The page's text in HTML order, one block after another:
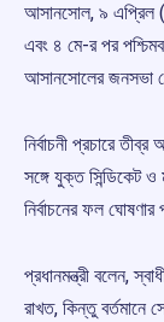
আসানসোল, ৯ এপ্রিল
এবং ৪ মে-র পর
আসানসোলের জনসভা
নির্বাচনী প্রচারে
সঙ্গে যুক্ত সিন্ডিকেট ও
নির্বাচনের ফল
প্রধানমন্ত্রী বলেন,
রাখত, কিন্তু বর্তমানে